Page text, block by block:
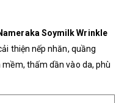
Soymilk Wrinkle
thiện nếp nhăn, quầng
mềm, thấm dần vào da, phù